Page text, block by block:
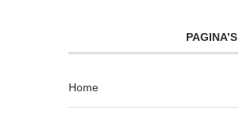
PAGINA’S
Home